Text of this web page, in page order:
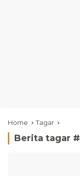
Home Tagar
Berita tagar #